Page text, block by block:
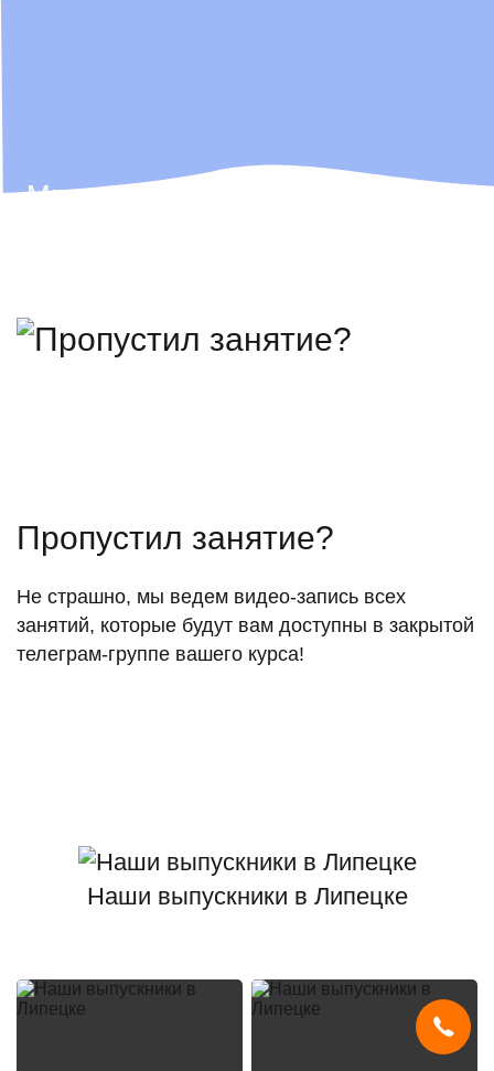
Мы не просто ІТ-школа, мы — ІТ-
Поэтому лучших выпускников
Пропустил занятие?
Не страшно, мы ведем видео-запись всех
занятий, которые будут вам доступны в закрытой
телеграм-группе вашего курса!
Наши выпускники в Липецке
Мы используемcookies и систему SmartCaptcha , чтобы сайт был
удобным, быстрым и защищённым.